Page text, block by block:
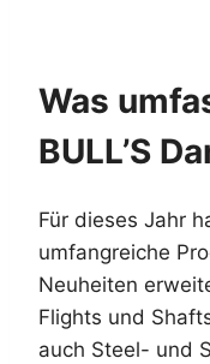
Was
BULL’S
Für dieses Jahr
umfangreiche
Neuheiten
Flights und
auch Steel- und